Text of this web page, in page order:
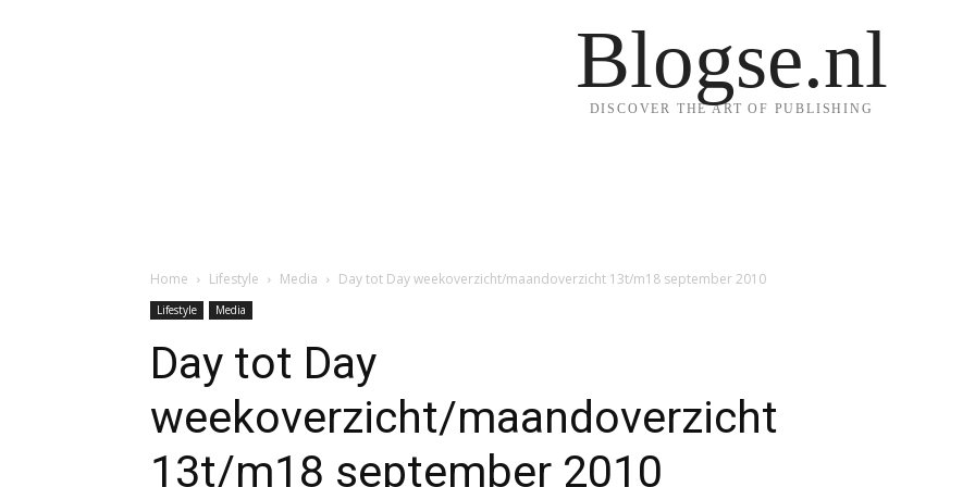
Blogse.nl
DISCOVER THE ART OF PUBLISHING
Home Lifestyle Media Day tot Day weekoverzicht/maandoverzicht 13t/m18 september 2010
Lifestyle Media
Day tot Day
weekoverzicht/maandoverzicht
13t/m18 september 2010